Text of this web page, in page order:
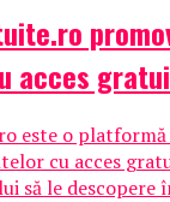
acces
este o
cu acces
să le descopere